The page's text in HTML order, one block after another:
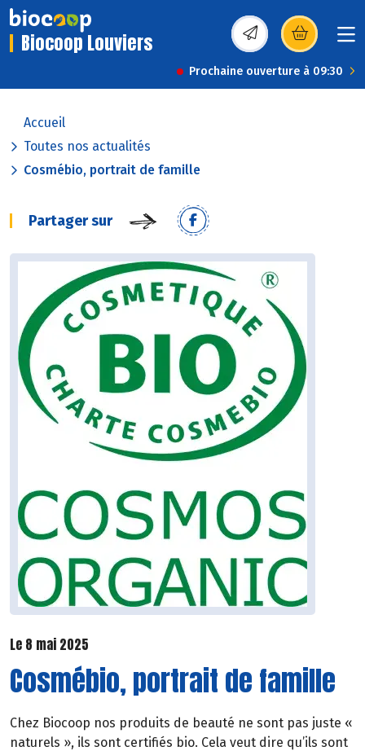
Biocoop Louviers (s’ouvre dans une
Prochaine ouverture à 09:30
Accueil
Toutes nos actualités
Cosmébio, portrait de famille
Partager sur
Le 8 mai 2025
Cosmébio, portrait de famille
Chez Biocoop nos produits de beauté ne sont pas juste «
naturels », ils sont certifiés bio. Cela veut dire qu’ils sont